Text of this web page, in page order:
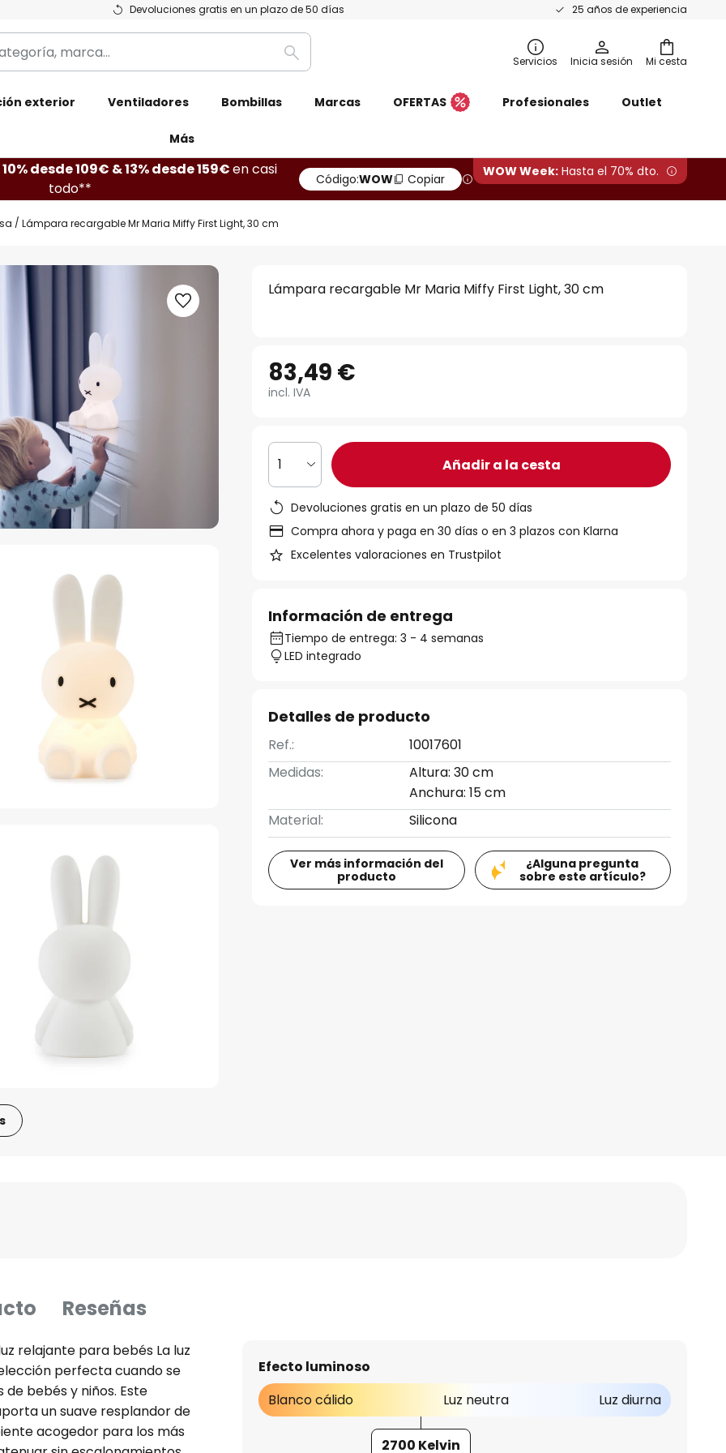
Devoluciones gratis en un plazo de 50 días 25 años de experiencia
Mi cesta
Buscar Servicios Inicia sesión
exterior Ventiladores Bombillas Marcas OFERTAS Profesionales Outlet
Más
10% desde 109€ & 13% desde 159€en casi
todo**
Código:WOW Copiar WOW Week: Hasta el 70% dto.
Lámpara recargable Mr Maria Miffy First Light, 30 cm
Lámpara recargable Mr Maria Miffy First Light, 30 cm
83,49 €
incl. IVA
1 Añadir a la cesta
Devoluciones gratis en un plazo de 50 días
Compra ahora y paga en 30 días o en 3 plazos con Klarna
Excelentes valoraciones en Trustpilot
Información de entrega
Tiempo de entrega: 3 - 4 semanas
LED integrado
Detalles de producto
Ref.:
10017601
Medidas:
Altura: 30 cm
Anchura: 15 cm
Material:
Silicona
Ver más información del
producto
¿Alguna pregunta
sobre este artículo?
Reseñas
relajante para bebés La luz
perfecta cuando se
bebés y niños. Este
un suave resplandor de
acogedor para los más
Efecto luminoso
Blanco cálido
Luz neutra Luz diurna
2700 Kelvin